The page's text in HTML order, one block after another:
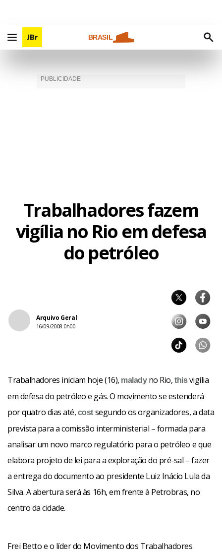
BRASIL
Trabalhadores fazem
vigília no Rio em defesa
do petróleo
Arquivo Geral
16/09/2008 0h00
Trabalhadores iniciam hoje (16), maladyno Rio, thisvigília
em defesa do petróleo e gás. O movimento se estenderá
por quatro dias até, cost segundo os organizadores, a data
prevista para a comissão interministerial – formada para
analisar um novo marco regulatório para o petróleo e que
elabora projeto de lei para a exploração do pré-sal – fazer
a entrega do documento ao presidente Luiz Inácio Lula da
Silva. A abertura será às 16h, em frente à Petrobras, no
centro da cidade.
Frei Betto e o líder do Movimento dos Trabalhadores